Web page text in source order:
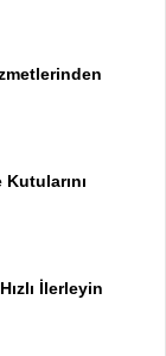
İlerleyin